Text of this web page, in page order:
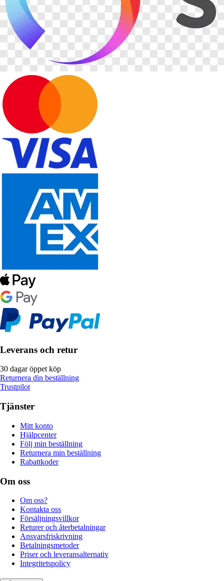
Leverans och retur
30 dagar öppet köp
Returnera din beställning
Trustpilot
Tjänster
Mitt konto
Hjälpcenter
Följ min beställning
Returnera min beställning
Rabattkoder
Om oss
Om oss?
Kontakta oss
Försäljningsvillkor
Returer och återbetalningar
Ansvarsfriskrivning
Betalningsmetoder
Priser och leveransalternativ
Integritetspolicy